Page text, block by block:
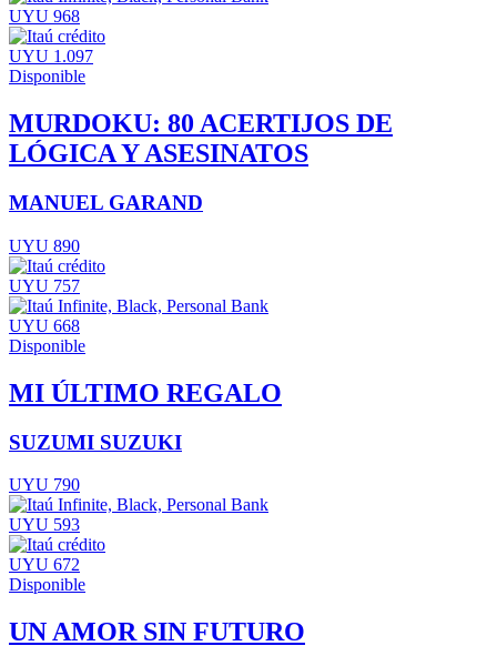
UYU 968
UYU 1.097
Disponible
MURDOKU: 80 ACERTIJOS DE
LÓGICA Y ASESINATOS
MANUEL GARAND
UYU 890
UYU 757
UYU 668
Disponible
MI ÚLTIMO REGALO
SUZUMI SUZUKI
UYU 790
UYU 593
UYU 672
Disponible
UN AMOR SIN FUTURO